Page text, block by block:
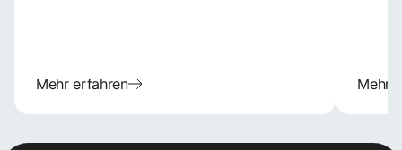
Mehr erfahren Mehr